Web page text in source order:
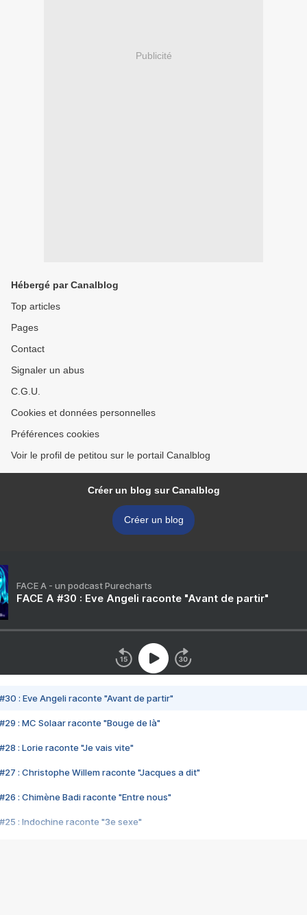
Publicité
Hébergé par Canalblog
Top articles
Pages
Contact
Signaler un abus
C.G.U.
Cookies et données personnelles
Préférences cookies
Voir le profil de petitou sur le portail Canalblog
Créer un blog sur Canalblog
Créer un blog
FACE A - un podcast Purecharts
FACE A #30 : Eve Angeli raconte "Avant de partir"
#30 : Eve Angeli raconte "Avant de partir"
#29 : MC Solaar raconte "Bouge de là"
#28 : Lorie raconte "Je vais vite"
#27 : Christophe Willem raconte "Jacques a dit"
#26 : Chimène Badi raconte "Entre nous"
#25 : Indochine raconte "3e sexe"